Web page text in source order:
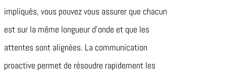
impliqués, vous pouvez vous assurer que chacun
est sur la même longueur d’onde et que les
attentes sont alignées. La communication
proactive permet de résoudre rapidement les